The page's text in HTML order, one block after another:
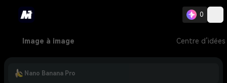
0
Image à image Centre d’idées
Nano Banana Pro